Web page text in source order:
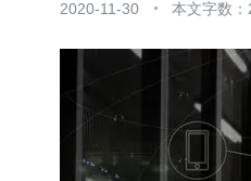
2020-11-30 本文字数